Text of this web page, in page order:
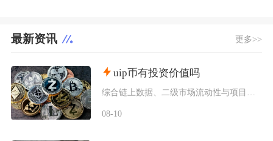
最新资讯 更多>>
uip币有投资价值吗
综合链上数据、二级市场流动性与项目落地现状UIP币（未来版权UnlimitedIP）几乎不
08-10